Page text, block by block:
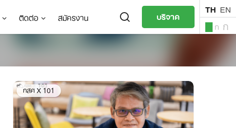
ติดต่อ สมัครงาน บริจาค TH EN
ก ก
กสศ X 101